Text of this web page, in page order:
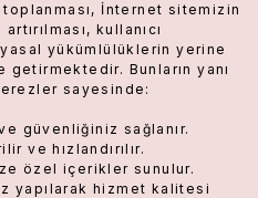
İnternet sitemizin
kullanıcı
yükümlülüklerin yerine
Bunların yanı
sayesinde:
güvenliğiniz sağlanır.
ve hızlandırılır.
özel içerikler sunulur.
yapılarak hizmet kalitesi